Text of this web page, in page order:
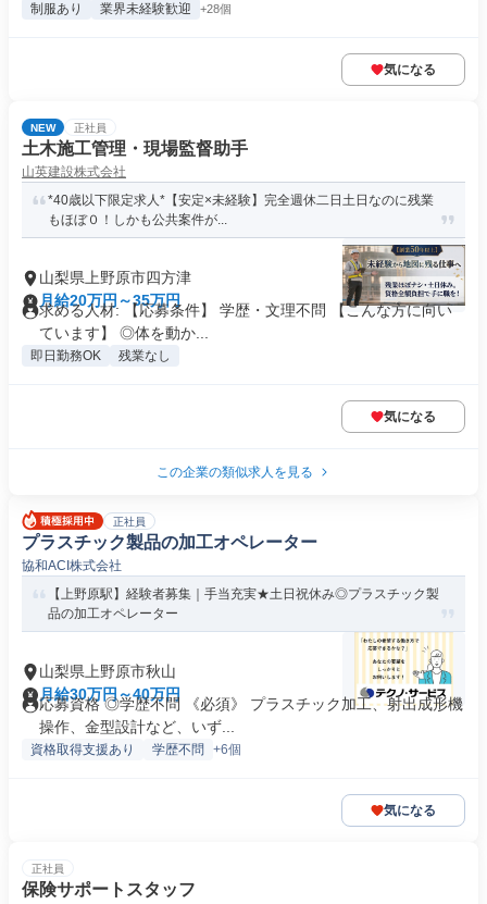
制服あり 業界未経験歓迎 +28個
気になる
NEW 正社員
土木施工管理・現場監督助手
山英建設株式会社
*40歳以下限定求人*【安定×未経験】完全週休二日土日なのに残業
もほぼ０！しかも公共案件が...
山梨県上野原市四方津
月給20万円～35万円
求める人材: 【応募条件】 学歴・文理不問 【こんな方に向い
ています】 ◎体を動か...
即日勤務OK 残業なし
気になる
この企業の類似求人を見る
正社員
プラスチック製品の加工オペレーター
協和ACI株式会社
【上野原駅】経験者募集｜手当充実★土日祝休み◎プラスチック製
品の加工オペレーター
山梨県上野原市秋山
月給30万円～40万円
応募資格 ◎学歴不問 《必須》 プラスチック加工、射出成形機
操作、金型設計など、いず...
資格取得支援あり 学歴不問 +6個
気になる
正社員
保険サポートスタッフ